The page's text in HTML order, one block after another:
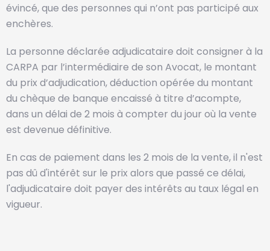
évincé, que des personnes qui n’ont pas participé aux
enchères.
La personne déclarée adjudicataire doit consigner à la
CARPA par l’intermédiaire de son Avocat, le montant
du prix d’adjudication, déduction opérée du montant
du chèque de banque encaissé à titre d’acompte,
dans un délai de 2 mois à compter du jour où la vente
est devenue définitive.
En cas de paiement dans les 2 mois de la vente, il n'est
pas dû d'intérêt sur le prix alors que passé ce délai,
l'adjudicataire doit payer des intérêts au taux légal en
vigueur.